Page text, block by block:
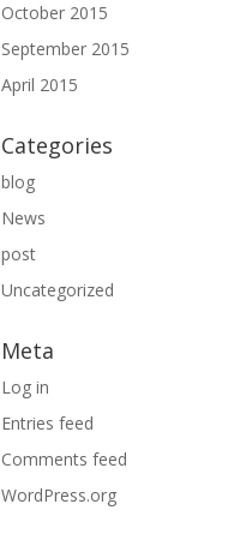
October 2015
September 2015
April 2015
Categories
blog
News
post
Uncategorized
Meta
Log in
Entries feed
Comments feed
WordPress.org